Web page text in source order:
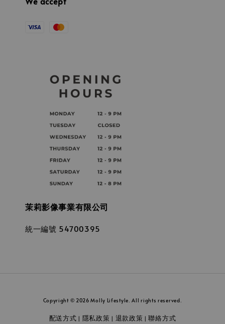
茉莉影像事業有限公司
統一編號 54700395
Copyright © 2026 Molly Lifestyle. All rights reserved.
配送方式 | 隱私政策 | 退款政策 |聯絡方式